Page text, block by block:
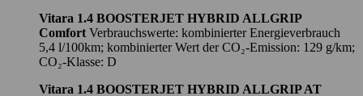
Vitara 1.4 BOOSTERJET HYBRID ALLGRIP
Comfort Verbrauchswerte: kombinierter Energieverbrauch
5,4 l/100km; kombinierter Wert der CO₂-Emission: 129 g/km;
CO₂-Klasse: D
Vitara 1.4 BOOSTERJET HYBRID ALLGRIP AT